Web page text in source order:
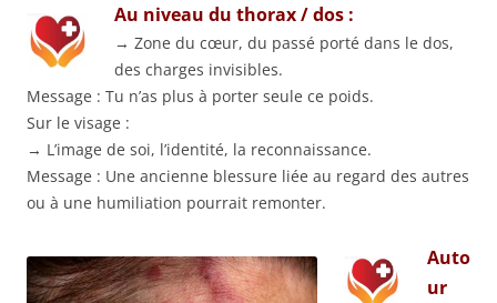
Au niveau du thorax / dos :
→ Zone du cœur, du passé porté dans le dos,
des charges invisibles.
Message : Tu n’as plus à porter seule ce poids.
Sur le visage :
→ L’image de soi, l’identité, la reconnaissance.
Message : Une ancienne blessure liée au regard des autres
ou à une humiliation pourrait remonter.
Auto
ur